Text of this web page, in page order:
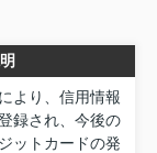
より、信用情報
録され、今後の
ットカードの発